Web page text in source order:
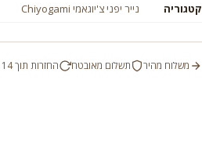
קטגוריה
נייר יפני צ'יוגאמי Chiyogami
משלוח מהיר תשלום מאובטח החזרות תוך 14 יום